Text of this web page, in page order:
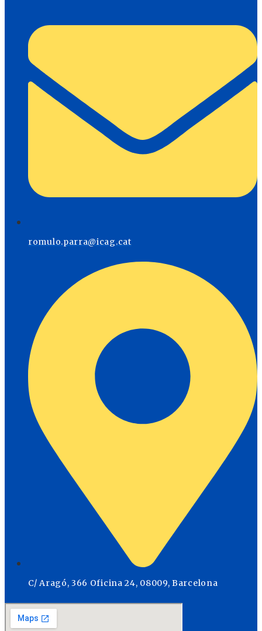
romulo.parra@icag.cat
C/ Aragó, 366 Oficina 24, 08009, Barcelona